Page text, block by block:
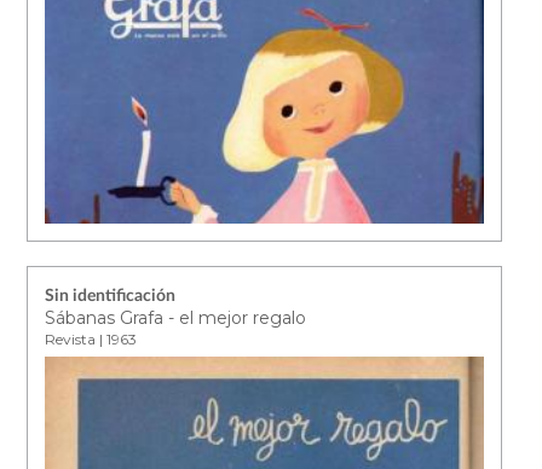
Sin identificación
Sábanas Grafa - el mejor regalo
Revista | 1963